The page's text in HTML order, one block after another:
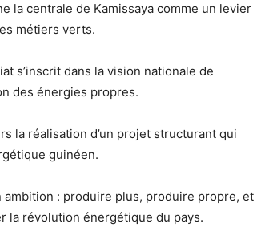
la centrale de Kamissaya comme un levier
métiers verts.
s’inscrit dans la vision nationale de
des énergies propres.
la réalisation d’un projet structurant qui
guinéen.
ambition : produire plus, produire propre, et
la révolution énergétique du pays.